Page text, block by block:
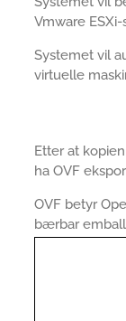
Vmware
Systemet vil
virtuelle
Etter at
ha OVF
OVF betyr
bærbar